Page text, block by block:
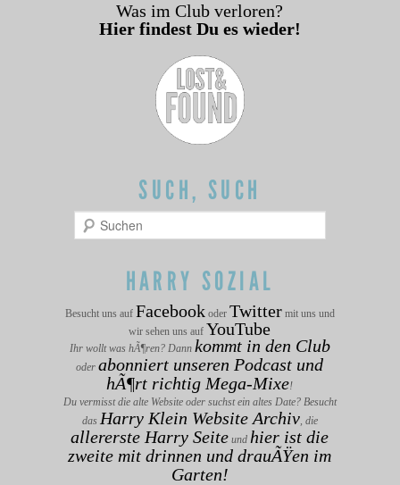
Was im Club verloren?
Hier findest Du es wieder!
SUCH, SUCH
Suchen
HARRY SOZIAL
Besucht uns auf Facebookoder Twittermit uns und
wir sehen uns auf YouTube
Ihr wollt was hÃ¶ren? Dann kommt in den Club
oderabonniert unseren Podcast und
hÃ¶rt richtig Mega-Mixe!
Du vermisst die alte Website oder suchst ein altes Date? Besucht
das Harry Klein Website Archiv, die
allererste Harry Seite undhier ist die
zweite mit drinnen und drauÃŸen im
Garten!